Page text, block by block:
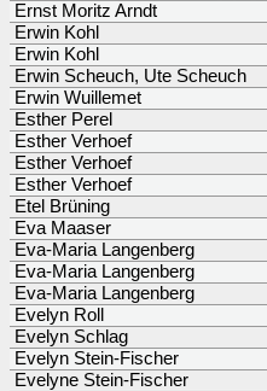
Ernst Moritz Arndt
Erwin Kohl
Erwin Kohl
Erwin Scheuch, Ute Scheuch
Erwin Wuillemet
Esther Perel
Esther Verhoef
Esther Verhoef
Esther Verhoef
Etel Brüning
Eva Maaser
Eva-Maria Langenberg
Eva-Maria Langenberg
Eva-Maria Langenberg
Evelyn Roll
Evelyn Schlag
Evelyn Stein-Fischer
Evelyne Stein-Fischer